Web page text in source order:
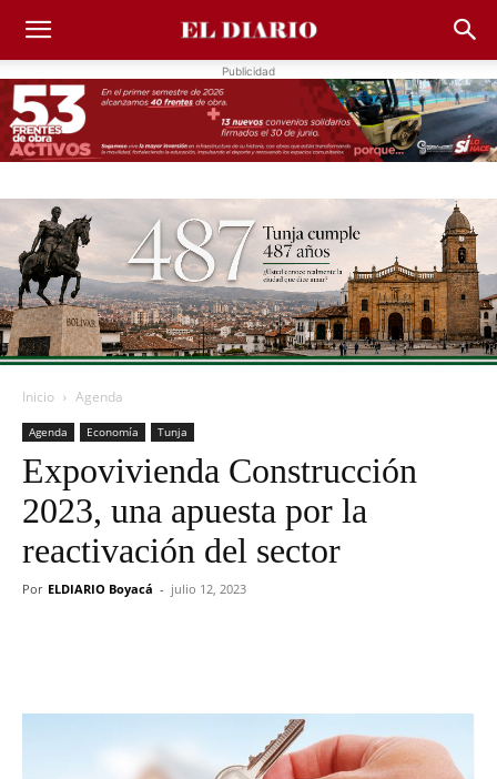
Publicidad
Inicio Agenda
Agenda Economía Tunja
Expovivienda Construcción
2023, una apuesta por la
reactivación del sector
Por ELDIARIO Boyacá - julio 12, 2023